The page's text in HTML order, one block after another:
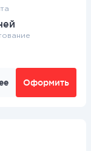
Оформить